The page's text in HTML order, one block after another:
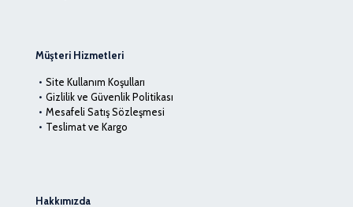
Müşteri Hizmetleri
Site Kullanım Koşulları
Gizlilik ve Güvenlik Politikası
Mesafeli Satış Sözleşmesi
Teslimat ve Kargo
Hakkımızda